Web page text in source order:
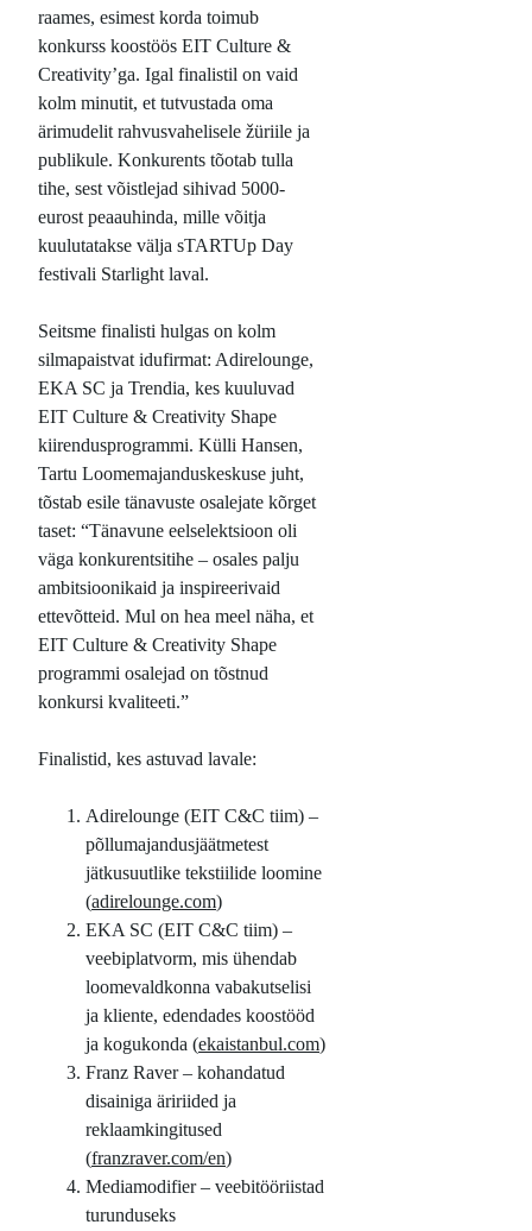
raames, esimest korda toimub
konkurss koostöös EIT Culture &
Creativity’ga. Igal finalistil on vaid
kolm minutit, et tutvustada oma
ärimudelit rahvusvahelisele žüriile ja
publikule. Konkurents tõotab tulla
tihe, sest võistlejad sihivad 5000-
eurost peaauhinda, mille võitja
kuulutatakse välja sTARTUp Day
festivali Starlight laval.
Seitsme finalisti hulgas on kolm
silmapaistvat idufirmat: Adirelounge,
EKA SC ja Trendia, kes kuuluvad
EIT Culture & Creativity Shape
kiirendusprogrammi. Külli Hansen,
Tartu Loomemajanduskeskuse juht,
tõstab esile tänavuste osalejate kõrget
taset: “Tänavune eelselektsioon oli
väga konkurentsitihe – osales palju
ambitsioonikaid ja inspireerivaid
ettevõtteid. Mul on hea meel näha, et
EIT Culture & Creativity Shape
programmi osalejad on tõstnud
konkursi kvaliteeti.”
Finalistid, kes astuvad lavale:
Adirelounge (EIT C&C tiim) –
põllumajandusjäätmetest
jätkusuutlike tekstiilide loomine
(adirelounge.com)
EKA SC (EIT C&C tiim) –
veebiplatvorm, mis ühendab
loomevaldkonna vabakutselisi
ja kliente, edendades koostööd
ja kogukonda (ekaistanbul.com)
Franz Raver – kohandatud
disainiga äririided ja
reklaamkingitused
(franzraver.com/en)
Mediamodifier – veebitööriistad
turunduseks